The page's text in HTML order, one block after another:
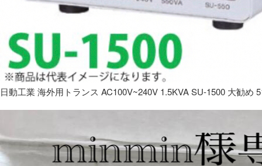
日動工業 海外用トランス AC100V~240V 1.5KVA SU-1500 大勧め